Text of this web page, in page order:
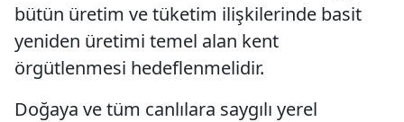
bütün üretim ve tüketim ilişkilerinde basit
yeniden üretimi temel alan kent
örgütlenmesi hedeflenmelidir.
Doğaya ve tüm canlılara saygılı yerel